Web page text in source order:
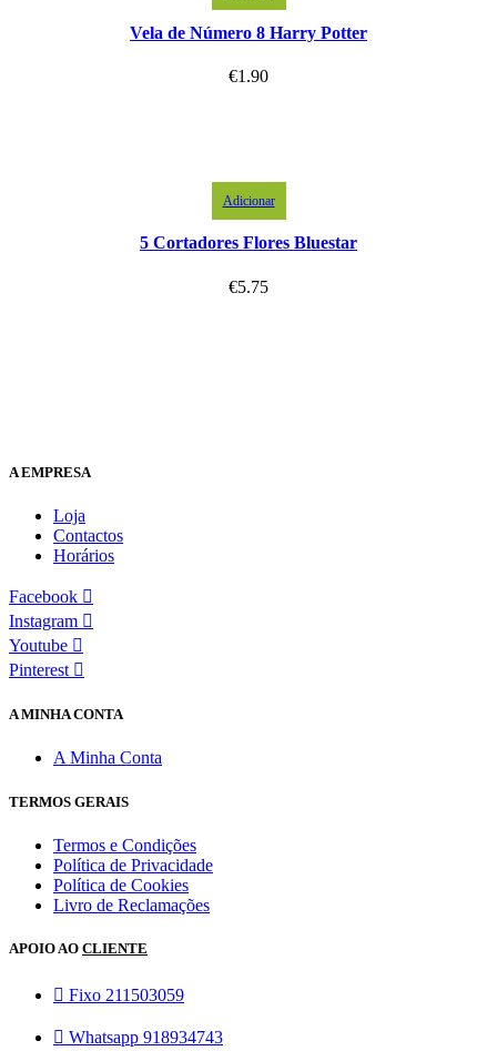
Vela de Número 8 Harry Potter
€1.90
Adicionar
5 Cortadores Flores Bluestar
€5.75
A EMPRESA
Loja
Contactos
Horários
Facebook
Instagram
Youtube
Pinterest
A MINHA CONTA
A Minha Conta
TERMOS GERAIS
Termos e Condições
Política de Privacidade
Política de Cookies
Livro de Reclamações
APOIO AO CLIENTE
Fixo 211503059
Whatsapp 918934743